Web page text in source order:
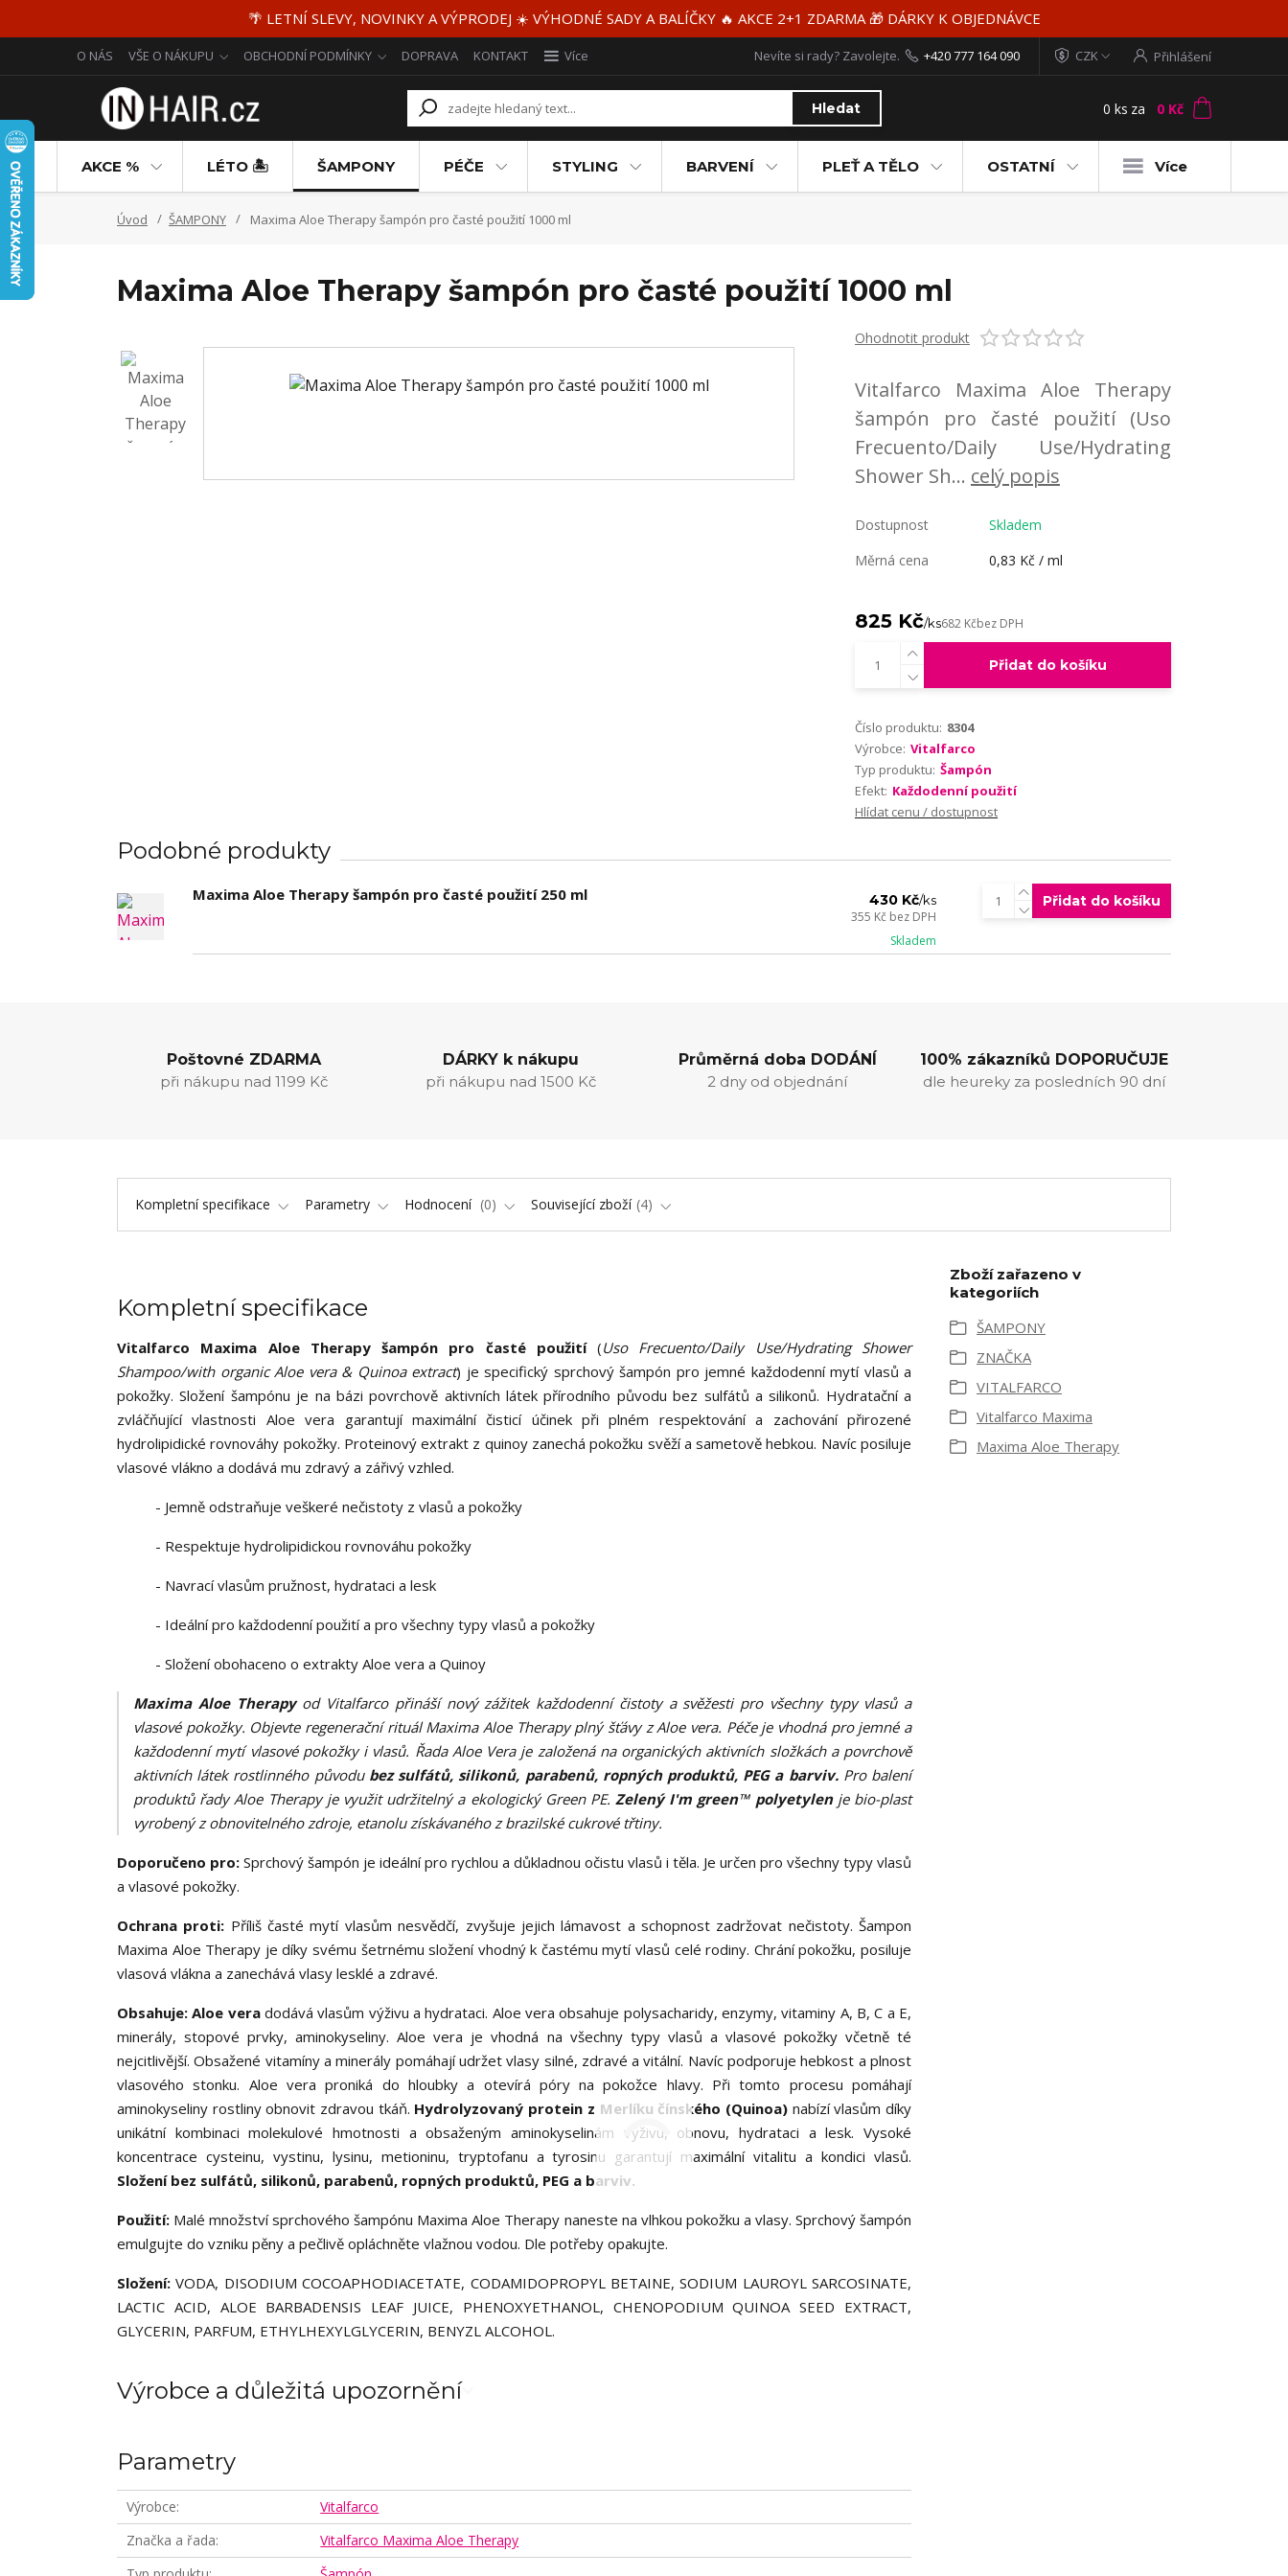
🌴 LETNÍ SLEVY, NOVINKY A VÝPRODEJ ☀️ VÝHODNÉ SADY A BALÍČKY 🔥 AKCE 2+1 ZDARMA 🎁 DÁRKY K OBJEDNÁVCE
O NÁS VŠE O NÁKUPU OBCHODNÍ PODMÍNKY DOPRAVA KONTAKT Více CZK Přihlášení
Hledat
Nevíte si rady? Zavolejte. +420 777 164 090
0 ks za 0 Kč
AKCE % LÉTO 🏝️ ŠAMPONY PÉČE STYLING BARVENÍ PLEŤ A TĚLO OSTATNÍ Více
Úvod ŠAMPONY Maxima Aloe Therapy šampón pro časté použití 1000 ml
Maxima Aloe Therapy šampón pro časté použití 1000 ml
Ohodnotit produkt
Vitalfarco Maxima Aloe Therapy
šampón pro časté použití (Uso
Frecuento/Daily Use/Hydrating
Shower Sh... celý popis
Dostupnost
Skladem
Měrná cena
0,83 Kč / ml
825 Kč/ks682 Kčbez DPH
Přidat do košíku
Číslo produktu: 8304
Výrobce: Vitalfarco
Typ produktu: Šampón
Efekt: Každodenní použití
Hlídat cenu / dostupnost
Podobné produkty
Maxima Aloe Therapy šampón pro časté použití 250 ml 430 Kč/ks
355 Kč bez DPH
Skladem
Přidat do košíku
Poštovné ZDARMA
při nákupu nad 1199 Kč
DÁRKY k nákupu
při nákupu nad 1500 Kč
Průměrná doba DODÁNÍ
2 dny od objednání
100% zákazníků DOPORUČUJE
dle heureky za posledních 90 dní
Kompletní specifikace Parametry Hodnocení 0 Související zboží 4
Kompletní specifikace
Vitalfarco Maxima Aloe Therapy šampón pro časté použití(Uso Frecuento/Daily Use/Hydrating Shower
Shampoo/with organic Aloe vera & Quinoa extract) je specifický sprchový šampón pro jemné každodenní mytí vlasů a
pokožky. Složení šampónu je na bázi povrchově aktivních látek přírodního původu bez sulfátů a silikonů. Hydratační a
zvláčňující vlastnosti Aloe vera garantují maximální čisticí účinek při plném respektování a zachování přirozené
hydrolipidické rovnováhy pokožky. Proteinový extrakt z quinoy zanechá pokožku svěží a sametově hebkou. Navíc posiluje
vlasové vlákno a dodává mu zdravý a zářivý vzhled.
- Jemně odstraňuje veškeré nečistoty z vlasů a pokožky
- Respektuje hydrolipidickou rovnováhu pokožky
- Navrací vlasům pružnost, hydrataci a lesk
- Ideální pro každodenní použití a pro všechny typy vlasů a pokožky
- Složení obohaceno o extrakty Aloe vera a Quinoy
Maxima Aloe Therapy od Vitalfarco přináší nový zážitek každodenní čistoty a svěžesti pro všechny typy vlasů a
vlasové pokožky. Objevte regenerační rituál Maxima Aloe Therapy plný šťávy z Aloe vera. Péče je vhodná pro jemné a
každodenní mytí vlasové pokožky i vlasů. Řada Aloe Vera je založená na organických aktivních složkách a povrchově
aktivních látek rostlinného původu bez sulfátů, silikonů, parabenů, ropných produktů, PEG a barviv.Pro balení
produktů řady Aloe Therapy je využit udržitelný a ekologický Green PE.Zelený I'm green™ polyetylen je bio-plast
vyrobený z obnovitelného zdroje, etanolu získávaného z brazilské cukrové třtiny.
Doporučeno pro: Sprchový šampón je ideální pro rychlou a důkladnou očistu vlasů i těla. Je určen pro všechny typy vlasů
a vlasové pokožky.
Ochrana proti: Příliš časté mytí vlasům nesvědčí, zvyšuje jejich lámavost a schopnost zadržovat nečistoty. Šampon
Maxima Aloe Therapy je díky svému šetrnému složení vhodný k častému mytí vlasů celé rodiny. Chrání pokožku, posiluje
vlasová vlákna a zanechává vlasy lesklé a zdravé.
Obsahuje: Aloe vera dodává vlasům výživu a hydrataci. Aloe vera obsahuje polysacharidy, enzymy, vitaminy A, B, C a E,
minerály, stopové prvky, aminokyseliny. Aloe vera je vhodná na všechny typy vlasů a vlasové pokožky včetně té
nejcitlivější. Obsažené vitamíny a minerály pomáhají udržet vlasy silné, zdravé a vitální. Navíc podporuje hebkost a plnost
vlasového stonku. Aloe vera proniká do hloubky a otevírá póry na pokožce hlavy. Při tomto procesu pomáhají
aminokyseliny rostliny obnovit zdravou tkáň. Hydrolyzovaný protein z Merlíku čínského (Quinoa) nabízí vlasům díky
unikátní kombinaci molekulové hmotnosti a obsaženým aminokyselinám výživu, obnovu, hydrataci a lesk. Vysoké
koncentrace cysteinu, vystinu, lysinu, metioninu, tryptofanu a tyrosinu garantují maximální vitalitu a kondici vlasů.
Složení bez sulfátů, silikonů, parabenů, ropných produktů, PEG a barviv.
Použití: Malé množství sprchového šampónu Maxima Aloe Therapy naneste na vlhkou pokožku a vlasy. Sprchový šampón
emulgujte do vzniku pěny a pečlivě opláchněte vlažnou vodou. Dle potřeby opakujte.
Složení:VODA, DISODIUM COCOAPHODIACETATE, CODAMIDOPROPYL BETAINE, SODIUM LAUROYL SARCOSINATE,
LACTIC ACID, ALOE BARBADENSIS LEAF JUICE, PHENOXYETHANOL, CHENOPODIUM QUINOA SEED EXTRACT,
GLYCERIN, PARFUM, ETHYLHEXYLGLYCERIN, BENYZL ALCOHOL.
Výrobce a důležitá upozornění
Parametry
Výrobce
Vitalfarco
Značka a řada
Vitalfarco Maxima Aloe Therapy
Zboží zařazeno v
kategoriích
ŠAMPONY
ZNAČKA
VITALFARCO
Vitalfarco Maxima
Maxima Aloe Therapy